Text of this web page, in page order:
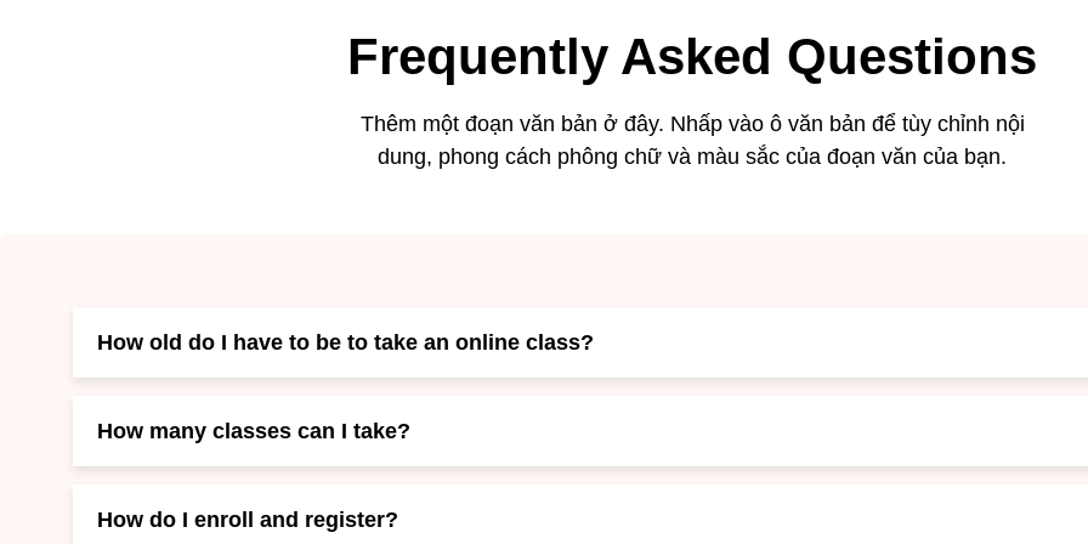
Frequently Asked Questions
Thêm một đoạn văn bản ở đây. Nhấp vào ô văn bản để tùy chỉnh nội
dung, phong cách phông chữ và màu sắc của đoạn văn của bạn.
How old do I have to be to take an online class?
How many classes can I take?
How do I enroll and register?